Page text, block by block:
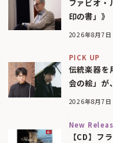
ファビオ・
印の書」》
2026年8月7日
PICK UP
伝統楽器を
会の絵」が
2026年8月7日
New
【CD】フ